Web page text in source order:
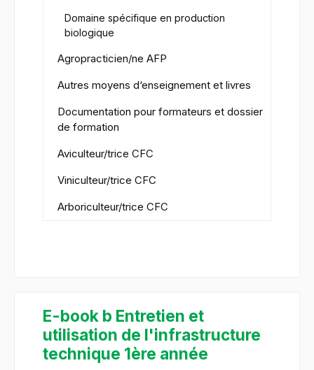
Domaine spécifique en production
biologique
Agropracticien/ne AFP
Autres moyens d‘enseignement et livres
Documentation pour formateurs et dossier
de formation
Aviculteur/trice CFC
Viniculteur/trice CFC
Arboriculteur/trice CFC
E-book b Entretien et
utilisation de l'infrastructure
technique 1ère année